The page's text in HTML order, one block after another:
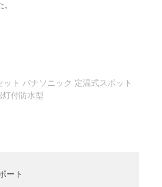
ット パナソニック 定温式スポット
付防水型
ート